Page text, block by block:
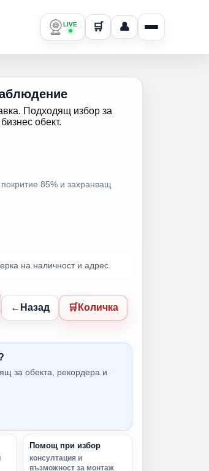
LIVE 🛒 👤
Подходящ избор за
обект.
85% и захранващ
на наличност и адрес.
Назад Количка
за обекта, рекордера и
Помощ при избор
консултация и
възможност за монтаж